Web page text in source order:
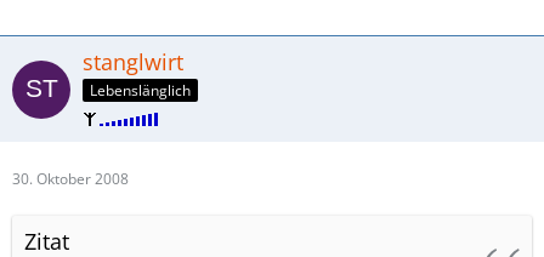
stanglwirt
Lebenslänglich
30. Oktober 2008
Zitat